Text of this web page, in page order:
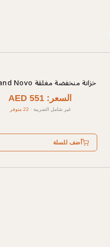
خزانة منخفضة مغلقة Skyland Novo
السعر: AED 551
غير شامل الضريبة · 22 متوفر
أضف للسلة